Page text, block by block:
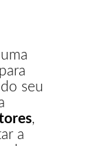
seu
,
a